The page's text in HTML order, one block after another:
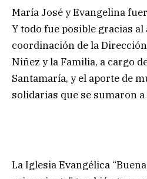
María José y Evangelina
Y todo fue posible gracias al
coordinación de la
Niñez y la Familia, a cargo
Santamaría, y el aporte de
solidarias que se sumaron
La Iglesia Evangélica